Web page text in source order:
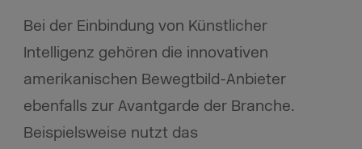
Bei der Einbindung von Künstlicher
Intelligenz gehören die innovativen
amerikanischen Bewegtbild-Anbieter
ebenfalls zur Avantgarde der Branche.
Beispielsweise nutzt das